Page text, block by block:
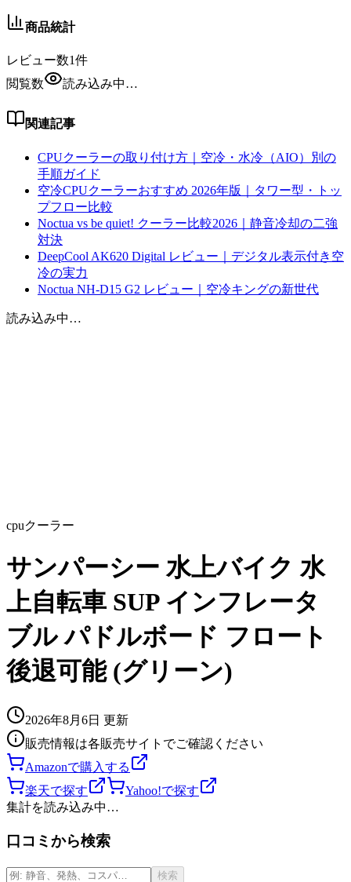
商品統計
レビュー数1件
閲覧数
読み込み中…
関連記事
CPUクーラーの取り付け方｜空冷・水冷（AIO）別の
手順ガイド
空冷CPUクーラーおすすめ 2026年版｜タワー型・トッ
プフロー比較
Noctua vs be quiet! クーラー比較2026｜静音冷却の二強
対決
DeepCool AK620 Digital レビュー｜デジタル表示付き空
冷の実力
Noctua NH-D15 G2 レビュー｜空冷キングの新世代
読み込み中…
cpuクーラー
サンパーシー 水上バイク 水
上自転車 SUP インフレータ
ブル パドルボード フロート
後退可能 (グリーン)
2026年8月6日 更新
販売情報は各販売サイトでご確認ください
Amazonで購入する
楽天で探す
Yahoo!で探す
集計を読み込み中…
口コミから検索
検索